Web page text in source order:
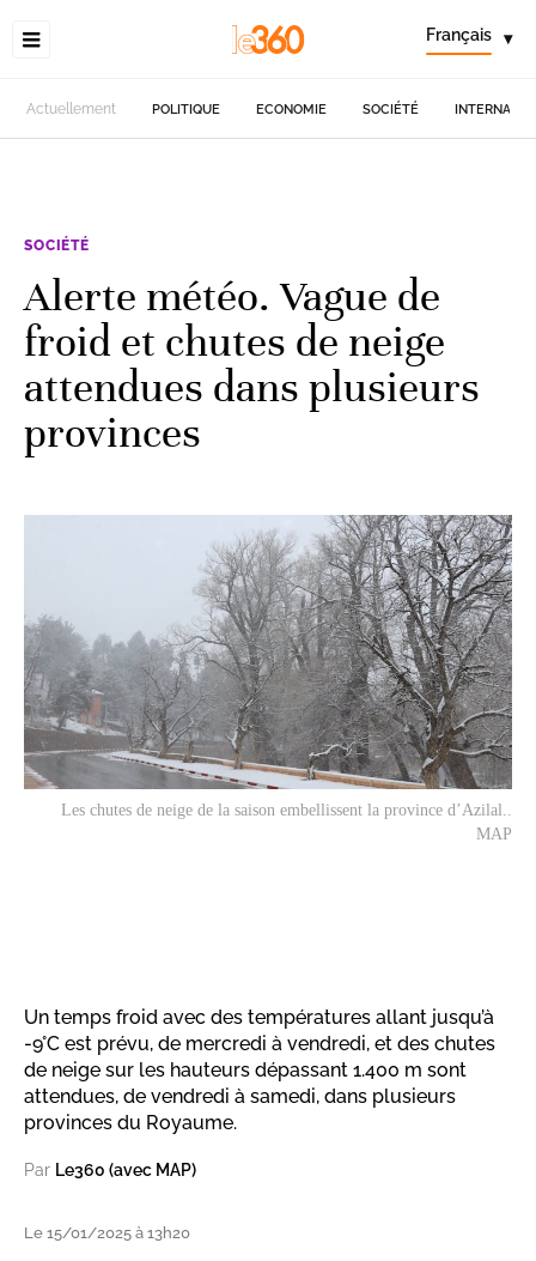
Français ▾
Actuellement POLITIQUE ECONOMIE SOCIÉTÉ
SOCIÉTÉ
Alerte météo. Vague de
froid et chutes de neige
attendues dans plusieurs
provinces
Les chutes de neige de la saison embellissent la province d’Azilal..
MAP
Un temps froid avec des températures allant jusqu’à
-9°C est prévu, de mercredi à vendredi, et des chutes
de neige sur les hauteurs dépassant 1.400 m sont
attendues, de vendredi à samedi, dans plusieurs
provinces du Royaume.
Par Le360 (avec MAP)
Le 15/01/2025 à 13h20